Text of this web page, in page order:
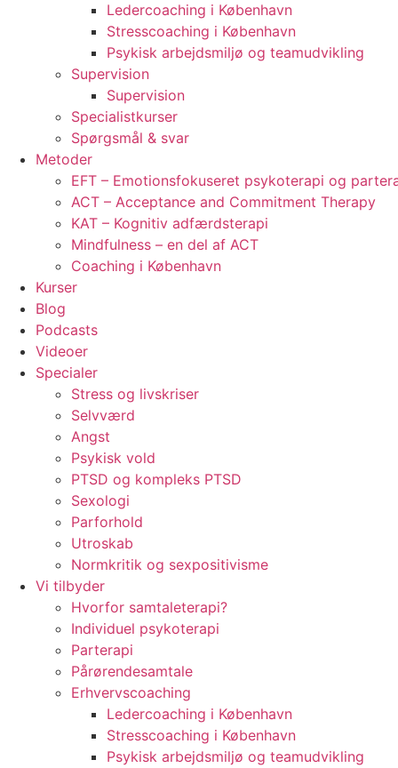
Ledercoaching i København
Stresscoaching i København
Psykisk arbejdsmiljø og teamudvikling
Supervision
Supervision
Specialistkurser
Spørgsmål & svar
Metoder
EFT – Emotionsfokuseret psykoterapi og
ACT – Acceptance and Commitment Therapy
KAT – Kognitiv adfærdsterapi
Mindfulness – en del af ACT
Coaching i København
Kurser
Blog
Podcasts
Videoer
Specialer
Stress og livskriser
Selvværd
Angst
Psykisk vold
PTSD og kompleks PTSD
Sexologi
Parforhold
Utroskab
Normkritik og sexpositivisme
Vi tilbyder
Hvorfor samtaleterapi?
Individuel psykoterapi
Parterapi
Pårørendesamtale
Erhvervscoaching
Ledercoaching i København
Stresscoaching i København
Psykisk arbejdsmiljø og teamudvikling